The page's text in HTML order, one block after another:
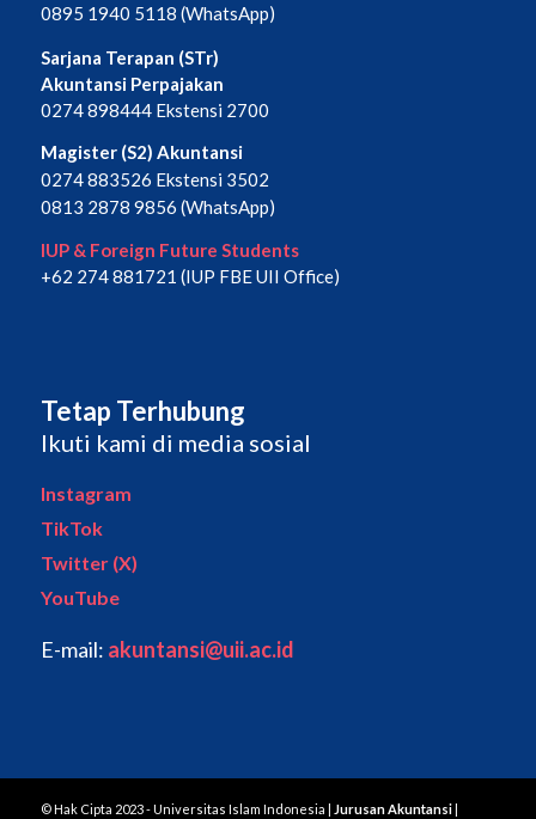
0895 1940 5118 (WhatsApp)
Sarjana Terapan (STr)
Akuntansi Perpajakan
0274 898444 Ekstensi 2700
Magister (S2) Akuntansi
0274 883526 Ekstensi 3502
0813 2878 9856 (WhatsApp)
IUP & Foreign Future Students
+62 274 881721 (IUP FBE UII Office)
Tetap Terhubung
Ikuti kami di media sosial
Instagram
TikTok
Twitter (X)
YouTube
E-mail: akuntansi@uii.ac.id
© Hak Cipta 2023 - Universitas Islam Indonesia | Jurusan Akuntansi|